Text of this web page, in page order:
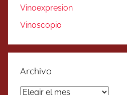
Vinoexpresion
Vinoscopio
Archivo
Archivo